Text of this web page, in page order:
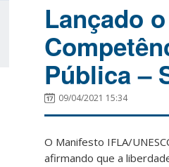
Lançado
Pública –
09/04/2021 15:34
O Manifesto IFLA/
afirmando que a